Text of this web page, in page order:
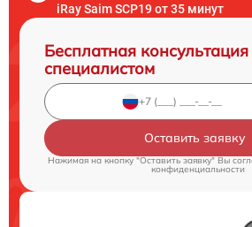
iRay Saim SCP19 от 35 минут
Бесплатная консультация
специалистом
Оставить заявку
Нажимая на кнопку "Оставить заявку" Вы
конфиденциальности